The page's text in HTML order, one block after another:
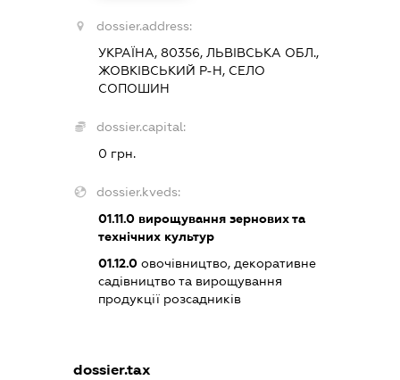
dossier.address:
УКРАЇНА, 80356, ЛЬВІВСЬКА ОБЛ.,
ЖОВКІВСЬКИЙ Р-Н, СЕЛО
СОПОШИН
dossier.capital:
0 грн.
dossier.kveds:
01.11.0 вирощування зернових та
технічних культур
01.12.0 овочівництво, декоративне
садівництво та вирощування
продукції розсадників
dossier.tax